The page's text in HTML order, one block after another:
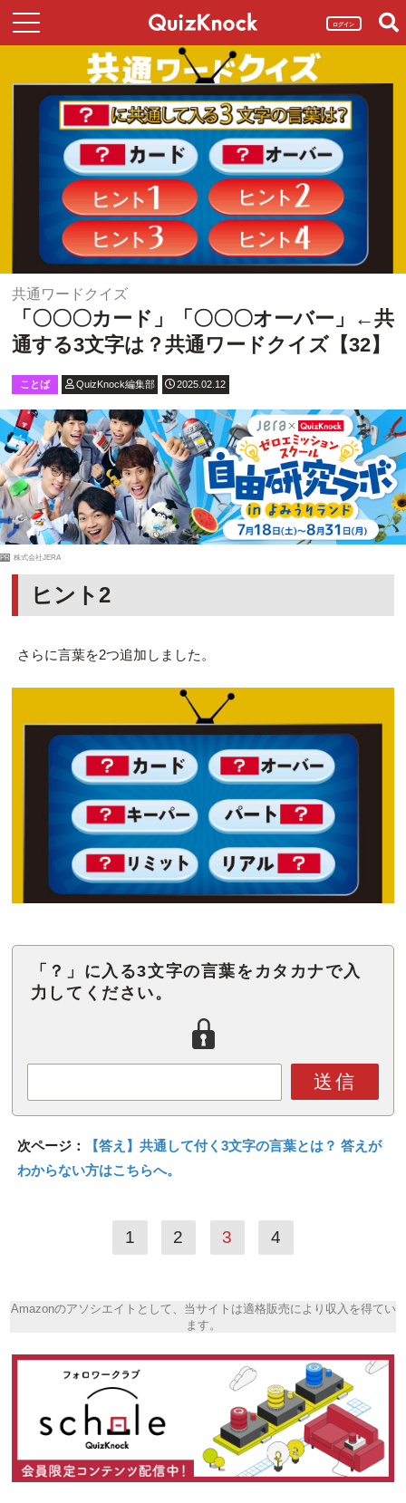
ログイン
共通ワードクイズ
「〇〇〇カード」「〇〇〇オーバー」←共
通する3文字は？共通ワードクイズ【32】
ことば QuizKnock編集部 2025.02.12
PR 株式会社JERA
ヒント2
さらに言葉を2つ追加しました。
「？」に入る3文字の言葉をカタカナで入
力してください。
送信
次ページ：
【答え】共通して付く3文字の言葉とは？ 答えが
わからない方はこちらへ。
1 2 3 4
Amazonのアソシエイトとして、当サイトは適格販売により収入を得てい
ます。